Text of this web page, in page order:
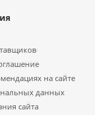
на сайте
данных
сайта